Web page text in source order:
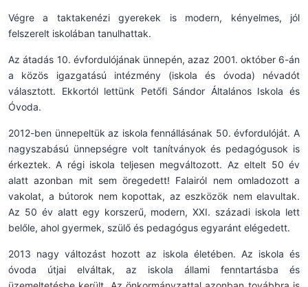
Végre a taktakenézi gyerekek is modern, kényelmes, jól
felszerelt iskolában tanulhattak.
Az átadás 10. évfordulójának ünnepén, azaz 2001. október 6-án
a közös igazgatású intézmény (iskola és óvoda) névadót
választott. Ekkortól lettünk Petőfi Sándor Általános Iskola és
Óvoda.
2012-ben ünnepeltük az iskola fennállásának 50. évfordulóját. A
nagyszabású ünnepségre volt tanítványok és pedagógusok is
érkeztek. A régi iskola teljesen megváltozott. Az eltelt 50 év
alatt azonban mit sem öregedett! Falairól nem omladozott a
vakolat, a bútorok nem kopottak, az eszközök nem elavultak.
Az 50 év alatt egy korszerű, modern, XXI. századi iskola lett
belőle, ahol gyermek, szülő és pedagógus egyaránt elégedett.
2013 nagy változást hozott az iskola életében. Az iskola és
óvoda útjai elváltak, az iskola állami fenntartásba és